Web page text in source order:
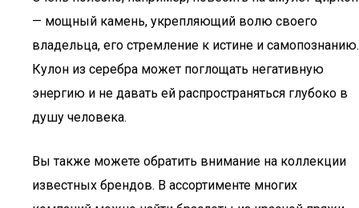
— мощный камень, укрепляющий волю своего
владельца, его стремление к истине и самопознанию.
Кулон из серебра может поглощать негативную
энергию и не давать ей распространяться глубоко в
душу человека.
Вы также можете обратить внимание на коллекции
известных брендов. В ассортименте многих